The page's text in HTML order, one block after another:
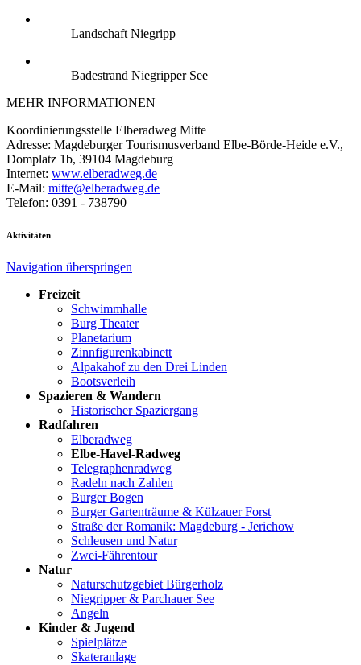
Landschaft Niegripp
Badestrand Niegripper See
MEHR INFORMATIONEN
Koordinierungsstelle Elberadweg Mitte
Adresse: Magdeburger Tourismusverband Elbe-Börde-Heide e.V.,
Domplatz 1b, 39104 Magdeburg
Internet: www.elberadweg.de
E-Mail: mitte@elberadweg.de
Telefon: 0391 - 738790
Aktivitäten
Navigation überspringen
Freizeit
Schwimmhalle
Burg Theater
Planetarium
Zinnfigurenkabinett
Alpakahof zu den Drei Linden
Bootsverleih
Spazieren & Wandern
Historischer Spaziergang
Radfahren
Elberadweg
Elbe-Havel-Radweg
Telegraphenradweg
Radeln nach Zahlen
Burger Bogen
Burger Gartenträume & Külzauer Forst
Straße der Romanik: Magdeburg - Jerichow
Schleusen und Natur
Zwei-Fährentour
Natur
Naturschutzgebiet Bürgerholz
Niegripper & Parchauer See
Angeln
Kinder & Jugend
Spielplätze
Skateranlage